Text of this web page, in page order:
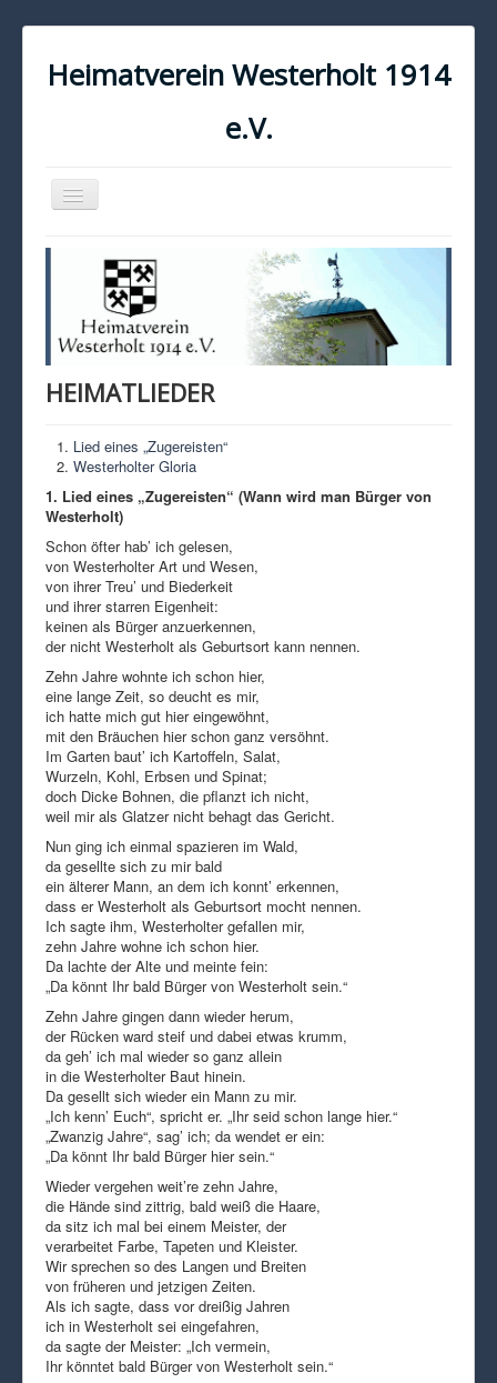
Heimatverein Westerholt 1914
e.V.
Navigation
an/aus
KONTAKT
IMPRESSUM
DATENSCHUTZ
HEIMATLIEDER
Lied eines „Zugereisten“
Westerholter Gloria
1. Lied eines „Zugereisten“ (Wann wird man Bürger von
Westerholt)
Schon öfter hab’ ich gelesen,
von Westerholter Art und Wesen,
von ihrer Treu’ und Biederkeit
und ihrer starren Eigenheit:
keinen als Bürger anzuerkennen,
der nicht Westerholt als Geburtsort kann nennen.
Zehn Jahre wohnte ich schon hier,
eine lange Zeit, so deucht es mir,
ich hatte mich gut hier eingewöhnt,
mit den Bräuchen hier schon ganz versöhnt.
Im Garten baut’ ich Kartoffeln, Salat,
Wurzeln, Kohl, Erbsen und Spinat;
doch Dicke Bohnen, die pflanzt ich nicht,
weil mir als Glatzer nicht behagt das Gericht.
Nun ging ich einmal spazieren im Wald,
da gesellte sich zu mir bald
ein älterer Mann, an dem ich konnt’ erkennen,
dass er Westerholt als Geburtsort mocht nennen.
Ich sagte ihm, Westerholter gefallen mir,
zehn Jahre wohne ich schon hier.
Da lachte der Alte und meinte fein:
„Da könnt Ihr bald Bürger von Westerholt sein.“
Zehn Jahre gingen dann wieder herum,
der Rücken ward steif und dabei etwas krumm,
da geh’ ich mal wieder so ganz allein
in die Westerholter Baut hinein.
Da gesellt sich wieder ein Mann zu mir.
„Ich kenn’ Euch“, spricht er. „Ihr seid schon lange hier.“
„Zwanzig Jahre“, sag’ ich; da wendet er ein:
„Da könnt Ihr bald Bürger hier sein.“
Wieder vergehen weit’re zehn Jahre,
die Hände sind zittrig, bald weiß die Haare,
da sitz ich mal bei einem Meister, der
verarbeitet Farbe, Tapeten und Kleister.
Wir sprechen so des Langen und Breiten
von früheren und jetzigen Zeiten.
Als ich sagte, dass vor dreißig Jahren
ich in Westerholt sei eingefahren,
da sagte der Meister: „Ich vermein,
Ihr könntet bald Bürger von Westerholt sein.“